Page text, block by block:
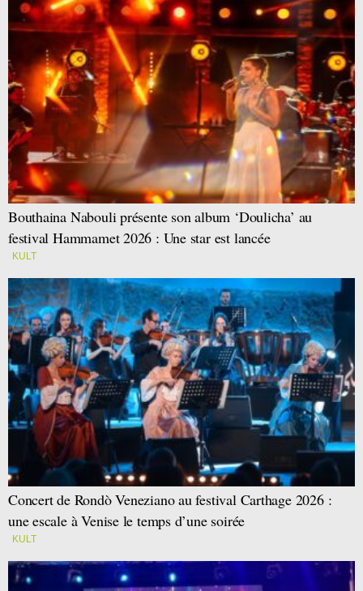
Bouthaina Nabouli présente son album ‘Doulicha’ au
festival Hammamet 2026 : Une star est lancée
KULT
Concert de Rondò Veneziano au festival Carthage 2026 :
une escale à Venise le temps d’une soirée
KULT